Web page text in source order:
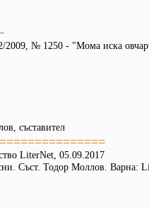
2009, № 1250 - "Мома иска
съставител
LiterNet, 05.09.2017
Съст. Тодор Моллов. Варна: